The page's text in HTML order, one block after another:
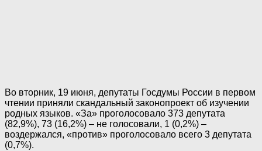
Во вторник, 19 июня, депутаты Госдумы России в первом
чтении приняли скандальный законопроект об изучении
родных языков. «За» проголосовало 373 депутата
(82,9%), 73 (16,2%) – не голосовали, 1 (0,2%) –
воздержался, «против» проголосовало всего 3 депутата
(0,7%).